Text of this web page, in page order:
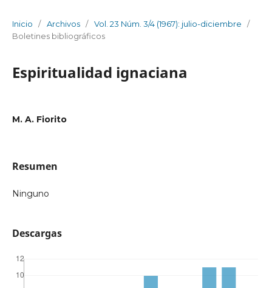
Inicio / Archivos / Vol. 23 Núm. 3/4 (1967): julio-diciembre
/
Boletines bibliográficos
Espiritualidad ignaciana
M. A. Fiorito
Resumen
Ninguno
Descargas